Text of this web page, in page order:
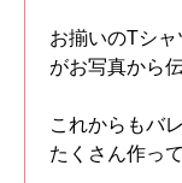
お揃いのTシ
がお写真から
これからもバ
たくさん作っ